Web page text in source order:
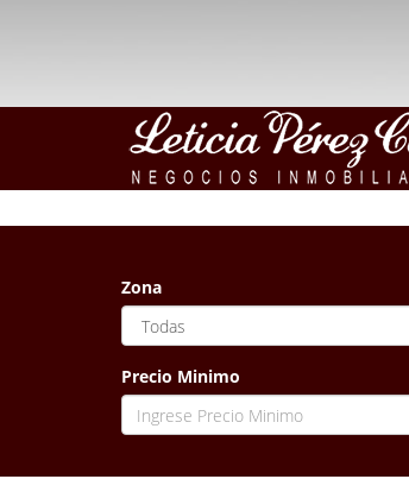
Zona
Precio Minimo